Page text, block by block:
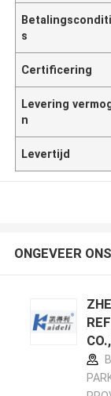
s
Certificering
Levering
n
Levertijd
ONGEVEER ONS